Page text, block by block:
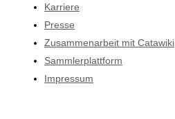
Karriere
Presse
Zusammenarbeit mit Catawiki
Sammlerplattform
Impressum